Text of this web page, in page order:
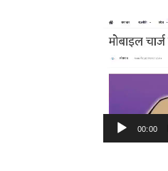
Video
Player
00:00